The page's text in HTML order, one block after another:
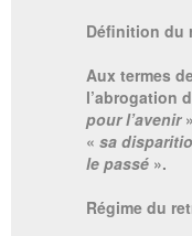
Définition du
Aux termes
l’abrogation
pour l’avenir
« sa
le passé».
Régime du